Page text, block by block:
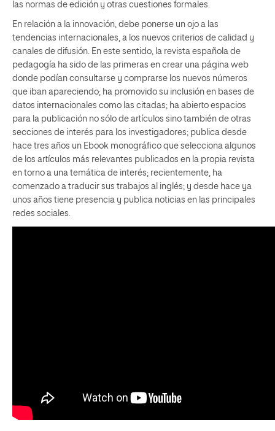
las normas de edición y otras cuestiones formales.
En relación a la innovación, debe ponerse un ojo a las
tendencias internacionales, a los nuevos criterios de calidad y
canales de difusión. En este sentido, la revista española de
pedagogía ha sido de las primeras en crear una página web
donde podían consultarse y comprarse los nuevos números
que iban apareciendo; ha promovido su inclusión en bases de
datos internacionales como las citadas; ha abierto espacios
para la publicación no sólo de artículos sino también de otras
secciones de interés para los investigadores; publica desde
hace tres años un Ebook monográfico que selecciona algunos
de los artículos más relevantes publicados en la propia revista
en torno a una temática de interés; recientemente, ha
comenzado a traducir sus trabajos al inglés; y desde hace ya
unos años tiene presencia y publica noticias en las principales
redes sociales.